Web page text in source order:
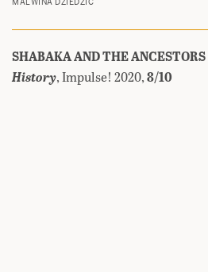
MALWINA DZIEDZIC
SHABAKA AND THE ANCESTORS
History, Impulse! 2020,8/10